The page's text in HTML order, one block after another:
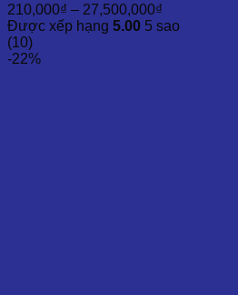
210,000₫ – 27,500,000₫
giá:
Được xếp hạng 5.00 5 sao
(10)
-22%